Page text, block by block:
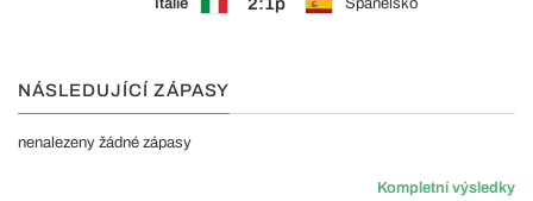
Itálie Španělsko
NÁSLEDUJÍCÍ ZÁPASY
nenalezeny žádné zápasy
Kompletní výsledky